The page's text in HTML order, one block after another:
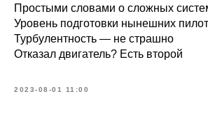
Простыми словами о сложных
Уровень подготовки нынешних
Турбулентность — не страшно
Отказал двигатель? Есть второй
2023-08-01 11:00